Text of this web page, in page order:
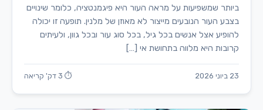
ביותר שמשפיעות על מראה העור היא פיגמנטציה, כלומר שינויים
בצבע העור הנובעים מייצור לא מאוזן של מלנין. תופעה זו יכולה
להופיע אצל אנשים בכל גיל, בכל סוג עור ובכל גוון, ולעיתים
קרובות היא מלווה בתחושת אי […]
23 ביוני 2026 ⏱ 3 דק' קריאה